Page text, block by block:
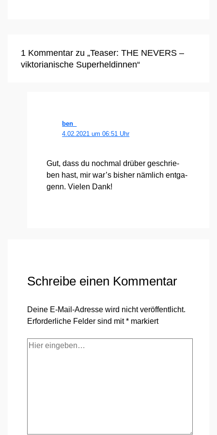
1 Kommentar zu „Teaser: THE NEVERS –
viktorianische Superheldinnen“
ben_
4.02.2021 um 06:51 Uhr
Gut, dass du noch­mal drü­ber geschrie­
ben hast, mir war’s bis­her näm­lich ent­ga­
genn. Vie­len Dank!
Schreibe einen Kommentar
Deine E-Mail-Adresse wird nicht veröffentlicht.
Erforderliche Felder sind mit* markiert
Hier